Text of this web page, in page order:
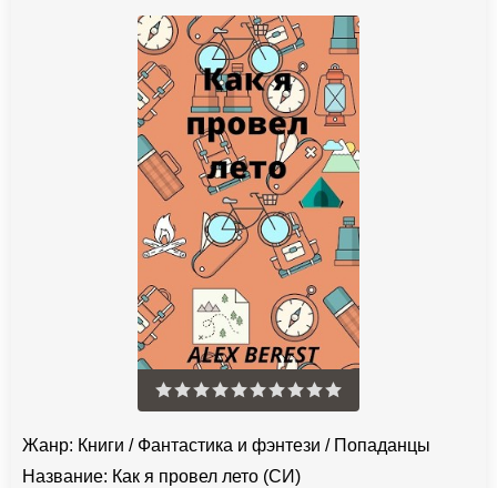
Жанр: Книги / Фантастика и фэнтези / Попаданцы
Название: Как я провел лето (СИ)